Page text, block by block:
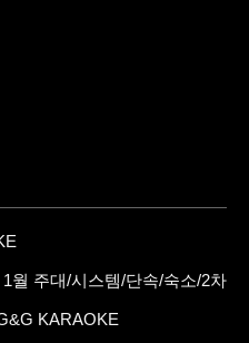
월 주대/시스템/단속/숙소/2차
KARAOKE